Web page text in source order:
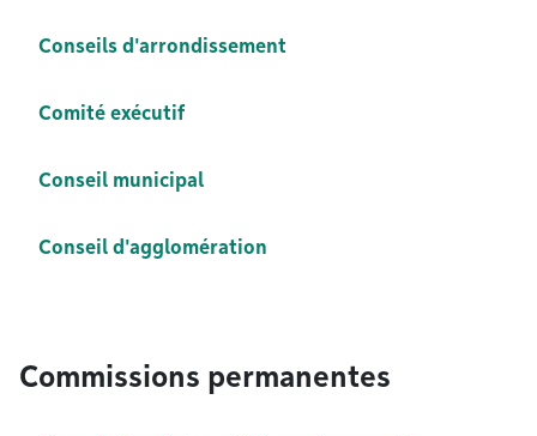
Conseils d'arrondissement
Comité exécutif
Conseil municipal
Conseil d'agglomération
Commissions permanentes